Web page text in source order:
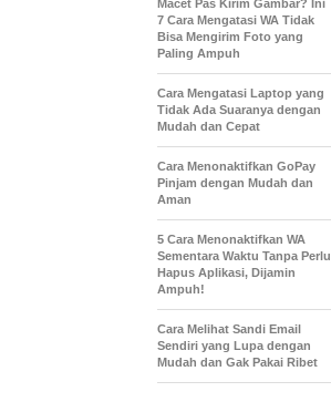
Macet Pas Kirim Gambar? Ini
7 Cara Mengatasi WA Tidak
Bisa Mengirim Foto yang
Paling Ampuh
Cara Mengatasi Laptop yang
Tidak Ada Suaranya dengan
Mudah dan Cepat
Cara Menonaktifkan GoPay
Pinjam dengan Mudah dan
Aman
5 Cara Menonaktifkan WA
Sementara Waktu Tanpa Perlu
Hapus Aplikasi, Dijamin
Ampuh!
Cara Melihat Sandi Email
Sendiri yang Lupa dengan
Mudah dan Gak Pakai Ribet